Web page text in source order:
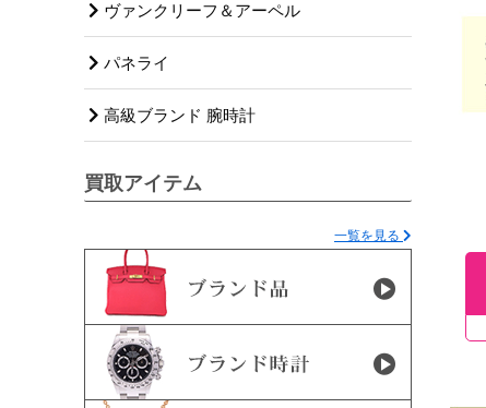
ヴァンクリーフ＆アーペル
パネライ
高級ブランド 腕時計
買取アイテム
一覧を見る